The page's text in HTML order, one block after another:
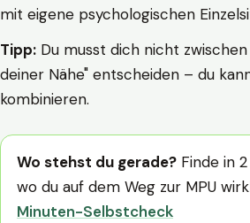
mit eigene psychologischen
Tipp: Du musst dich nicht zwischen
deiner Nähe" entscheiden – du
kombinieren.
Wo stehst du gerade? Finde in
wo du auf dem Weg zur MPU
Minuten-Selbstcheck